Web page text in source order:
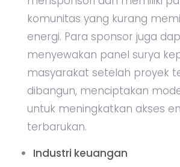
komunitas yang kurang
energi. Para sponsor juga
menyewakan panel surya
masyarakat setelah proyek
dibangun, menciptakan
untuk meningkatkan akses
terbarukan.
Industri keuangan